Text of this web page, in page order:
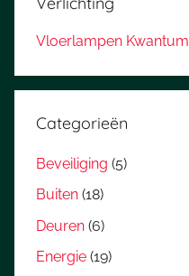
Vloerlampen Kwantum
Categorieën
Beveiliging (5)
Buiten (18)
Deuren (6)
Energie (19)